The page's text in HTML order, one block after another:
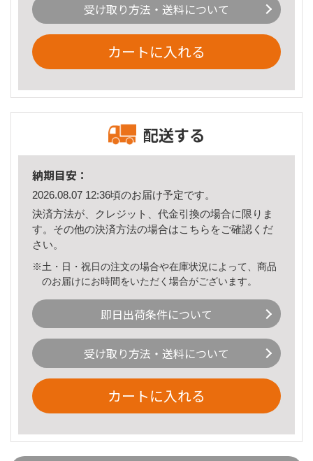
受け取り方法・送料について
カートに入れる
配送する
納期目安：
2026.08.07 12:36頃のお届け予定です。
決済方法が、クレジット、代金引換の場合に限りま
す。その他の決済方法の場合はこちら をご確認くだ
さい。
※土・日・祝日の注文の場合や在庫状況によって、商品
のお届けにお時間をいただく場合がございます。
即日出荷条件について
受け取り方法・送料について
カートに入れる